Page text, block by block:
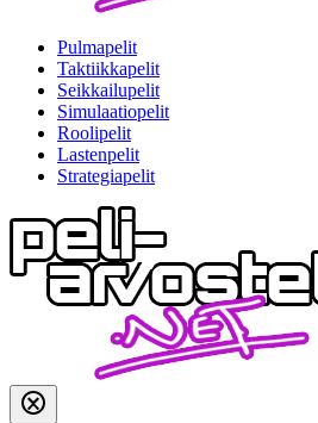
Pulmapelit
Taktiikkapelit
Seikkailupelit
Simulaatiopelit
Roolipelit
Lastenpelit
Strategiapelit